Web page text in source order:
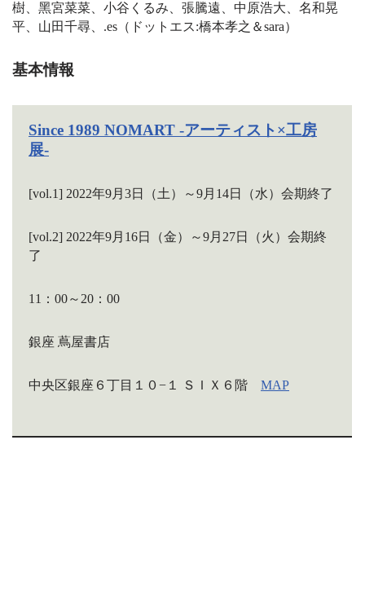
樹、⿊宮菜菜、⼩⾕くるみ、張騰遠、中原浩⼤、名和晃
平、⼭⽥千尋、.es（ドットエス:橋本孝之＆sara）
基本情報
Since 1989 NOMART -アーティスト×工房
展-
[vol.1] 2022年9月3日（土）～9月14日（水）会期終了
[vol.2] 2022年9月16日（金）～9月27日（火）会期終
了
11：00～20：00
銀座 蔦屋書店
中央区銀座６丁目１０−１ ＳＩＸ６階 MAP